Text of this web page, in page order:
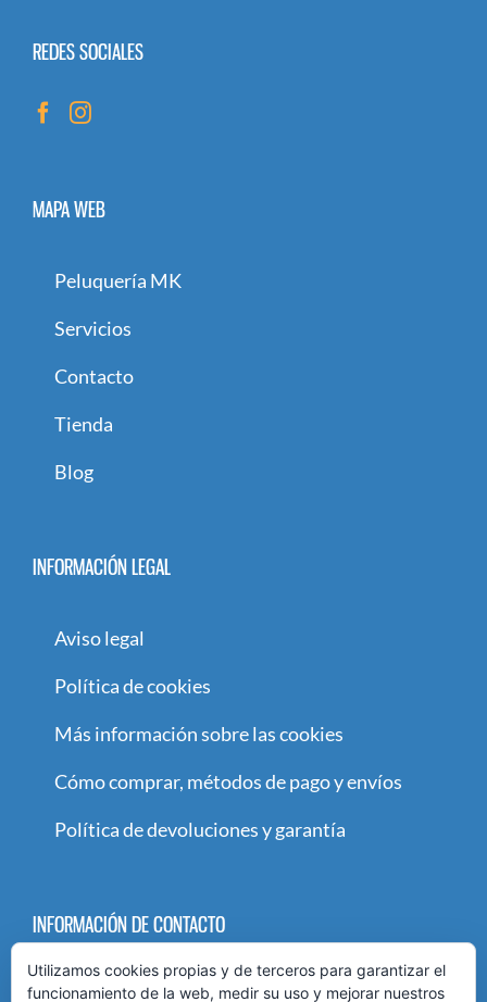
REDES SOCIALES
MAPA WEB
Peluquería MK
Servicios
Contacto
Tienda
Blog
INFORMACIÓN LEGAL
Aviso legal
Política de cookies
Más información sobre las cookies
Cómo comprar, métodos de pago y envíos
Política de devoluciones y garantía
INFORMACIÓN DE CONTACTO
Paseo María Agustín 89-91
Utilizamos cookies propias y de terceros para garantizar el
funcionamiento de la web, medir su uso y mejorar nuestros